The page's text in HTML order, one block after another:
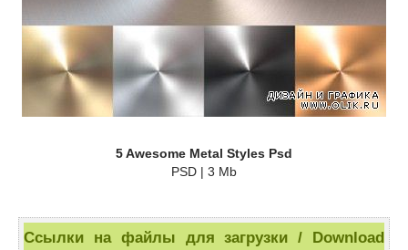
5 Awesome Metal Styles Psd
PSD | 3 Mb
Ссылки на файлы для загрузки / Download